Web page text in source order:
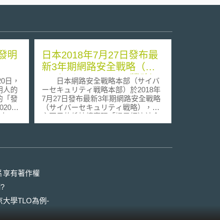
明
，
人的
「發
年
。
學
人
明
年
主
年8
日本2018年7月27日發布最
新3年期網路安全戰略（サ
イバーセキュリティ戦略）
日本網路安全戰略本部（サイバ
ーセキュリティ戦略本部）於2018年
7月27日發布最新3年期網路安全戰略
（サイバーセキュリティ戦略），其
主要目的係持續實現「提昇經濟社會
活力與永續發展」、「實現國民安全
畫與做法。 以下簡述依據日本三
大資安目標所提出之重要資安對策：
享有著作權
大學TLO為例-